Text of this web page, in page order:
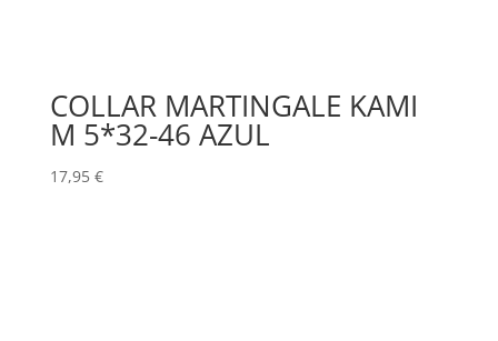
COLLAR MARTINGALE KAMI
M 5*32-46 AZUL
17,95 €